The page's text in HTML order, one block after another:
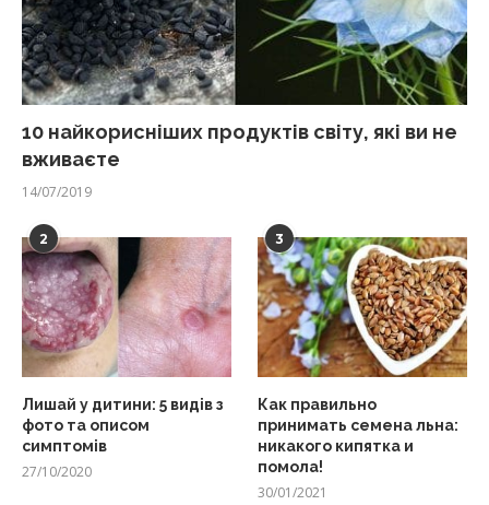
10 найкорисніших продуктів світу, які ви не
вживаєте
14/07/2019
2
Лишай у дитини: 5 видів з
фото та описом
симптомів
27/10/2020
3
Как правильно
принимать семена льна:
никакого кипятка и
помола!
30/01/2021